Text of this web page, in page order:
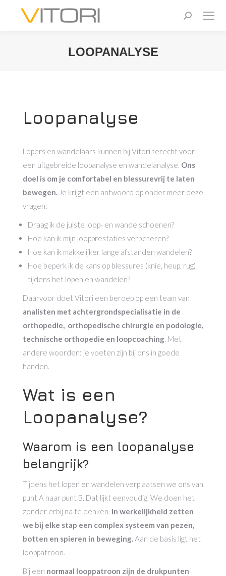
Zoeken:
LOOPANALYSE
Loopanalyse
Lopers en wandelaars kunnen bij Vitori terecht voor
een uitgebreide loopanalyse en wandelanalyse. Ons
doel is om je comfortabel en blessurevrij te laten
bewegen. Je krijgt een antwoord op onder meer deze
vragen:
Draag ik de juiste loop- en wandelschoenen?
Hoe kan ik mijn loopprestaties verbeteren?
Hoe kan ik makkelijker lange afstanden wandelen?
Hoe beperk ik de kans op blessures (knie, heup, rug)
tijdens het lopen en wandelen?
Daarvoor doet Vitori een beroep op een team van
analisten met achtergrondspecialisatie in de
orthopedie, orthopedische chirurgie en podologie,
technische orthopedie en loopcoaching. Met
andere woorden: je voeten zijn bij ons in goede
handen.
Wat is een
Loopanalyse?
Waarom is een loopanalyse
belangrijk?
Tijdens het lopen en wandelen verplaatsen we ons van
punt A naar punt B. Dat lijkt eenvoudig. We doen het
zonder erbij na te denken. In werkelijkheid zetten
we bij elke stap een complex systeem van pezen,
botten en spieren in beweging.Aan de basis ligt het
looppatroon.
Bij een normaal looppatroon zijn de drukpunten